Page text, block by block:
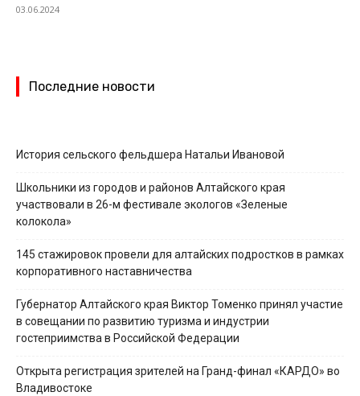
03.06.2024
Последние новости
История сельского фельдшера Натальи Ивановой
Школьники из городов и районов Алтайского края
участвовали в 26-м фестивале экологов «Зеленые
колокола»
145 стажировок провели для алтайских подростков в рамках
корпоративного наставничества
Губернатор Алтайского края Виктор Томенко принял участие
в совещании по развитию туризма и индустрии
гостеприимства в Российской Федерации
Открыта регистрация зрителей на Гранд-финал «КАРДО» во
Владивостоке